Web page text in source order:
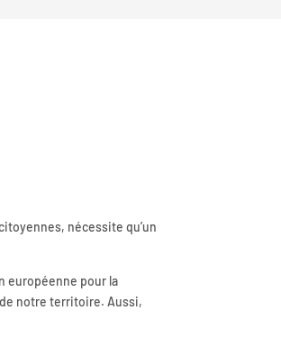
nécessite qu’un
européenne pour la
notre territoire. Aussi,